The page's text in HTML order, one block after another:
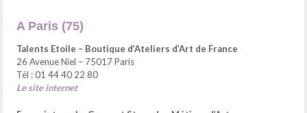
A Paris (75)
Talents Etoile – Boutique d’Ateliers d’Art de France
26 Avenue Niel – 75017 Paris
Tél : 01 44 40 22 80
Le site internet